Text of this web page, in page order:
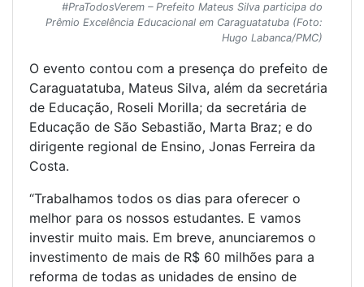
#PraTodosVerem – Prefeito Mateus Silva participa do
Prêmio Excelência Educacional em Caraguatatuba (Foto:
Hugo Labanca/PMC)
O evento contou com a presença do prefeito de
Caraguatatuba, Mateus Silva, além da secretária
de Educação, Roseli Morilla; da secretária de
Educação de São Sebastião, Marta Braz; e do
dirigente regional de Ensino, Jonas Ferreira da
Costa.
“Trabalhamos todos os dias para oferecer o
melhor para os nossos estudantes. E vamos
investir muito mais. Em breve, anunciaremos o
investimento de mais de R$ 60 milhões para a
reforma de todas as unidades de ensino de